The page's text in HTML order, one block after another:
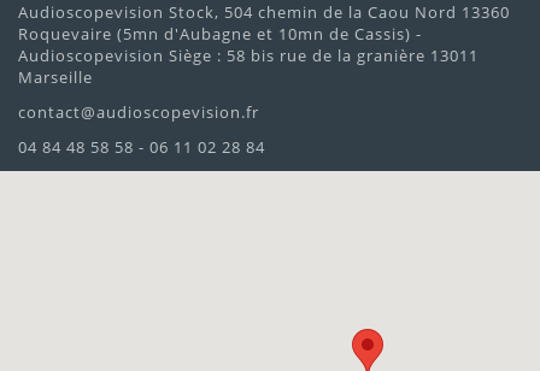
Audioscopevision Stock, 504 chemin de la Caou Nord 13360
Roquevaire (5mn d'Aubagne et 10mn de Cassis) -
Audioscopevision Siège : 58 bis rue de la granière 13011
Marseille
contact@audioscopevision.fr
04 84 48 58 58 - 06 11 02 28 84